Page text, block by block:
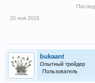
20 ноя 2016
bukaant
Опытный трейдер
Пользователь